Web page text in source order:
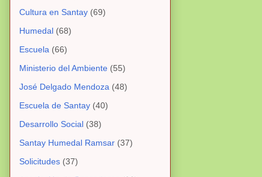
Cultura en Santay (69)
Humedal (68)
Escuela (66)
Ministerio del Ambiente (55)
José Delgado Mendoza (48)
Escuela de Santay (40)
Desarrollo Social (38)
Santay Humedal Ramsar (37)
Solicitudes (37)